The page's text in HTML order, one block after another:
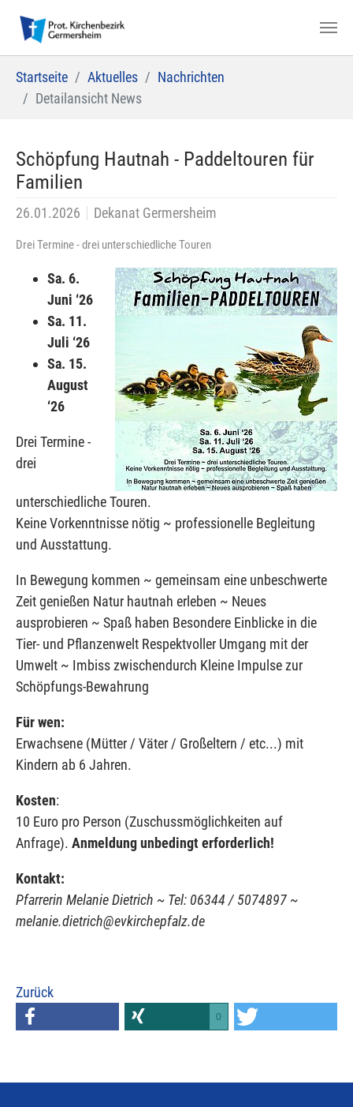
Startseite Aktuelles
Nachrichten
Detailansicht News
Schöpfung Hautnah - Paddeltouren für
Familien
26.01.2026 Dekanat Germersheim
Drei Termine - drei unterschiedliche Touren
Sa. 6.
Juni ‘26
Sa. 11.
Juli ‘26
Sa. 15.
August
‘26
Drei Termine -
drei
unterschiedliche Touren.
Keine Vorkenntnisse nötig ~ professionelle Begleitung
und Ausstattung.
In Bewegung kommen ~ gemeinsam eine unbeschwerte
Zeit genießen Natur hautnah erleben ~ Neues
ausprobieren ~ Spaß haben Besondere Einblicke in die
Tier- und Pflanzenwelt Respektvoller Umgang mit der
Umwelt ~ Imbiss zwischendurch Kleine Impulse zur
Schöpfungs-Bewahrung
Für wen:
Erwachsene (Mütter / Väter / Großeltern / etc...) mit
Kindern ab 6 Jahren.
Kosten:
10 Euro pro Person (Zuschussmöglichkeiten auf
Anfrage). Anmeldung unbedingt erforderlich!
Kontakt:
Pfarrerin Melanie Dietrich ~ Tel: 06344 / 5074897 ~
melanie.dietrich@evkirchepfalz.de
Zurück
0